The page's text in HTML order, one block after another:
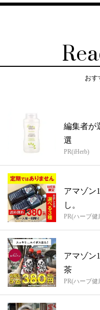
おす
編集者が
選
PR(iHerb)
アマゾン
し。
PR(ハーブ健
アマゾン
茶
PR(ハーブ健